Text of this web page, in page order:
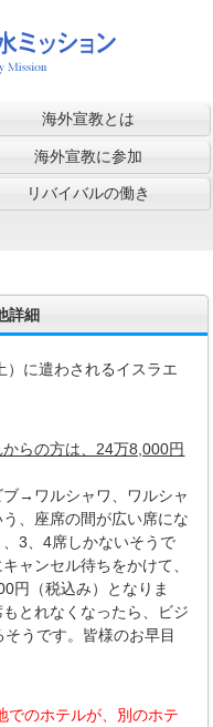
海外宣教とは
海外宣教に参加
リバイバルの働き
詳細
に遣わされるイスラエ
らの方は、24万8,000円
→ワルシャワ、ワルシャ
、座席の間が広い席にな
3、4席しかないそうで
ャンセル待ちをかけて、
円（税込み）となりま
とれなくなったら、ビジ
うです。皆様のお早目
でのホテルが、別のホテ